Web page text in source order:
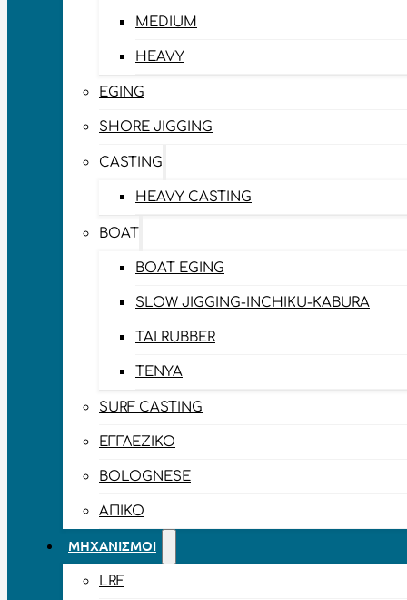
MEDIUM
HEAVY
EGING
SHORE JIGGING
CASTING
HEAVY CASTING
BOAT
BOAT EGING
SLOW JIGGING-INCHIKU-KABURA
TAI RUBBER
TENYA
SURF CASTING
ΕΓΓΛΈΖΙΚΟ
BOLOGNESE
ΑΠΊΚΟ
ΜΗΧΑΝΙΣΜΟΊ
LRF